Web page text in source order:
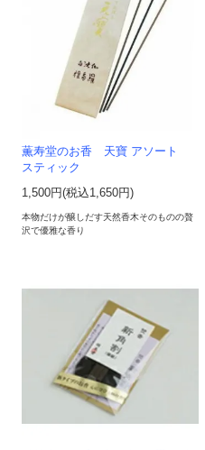
薫寿堂のお香 天寶 アソート
スティック
1,500円(税込1,650円)
本物だけが醸しだす天然香木そのものの贅
沢で優雅な香り